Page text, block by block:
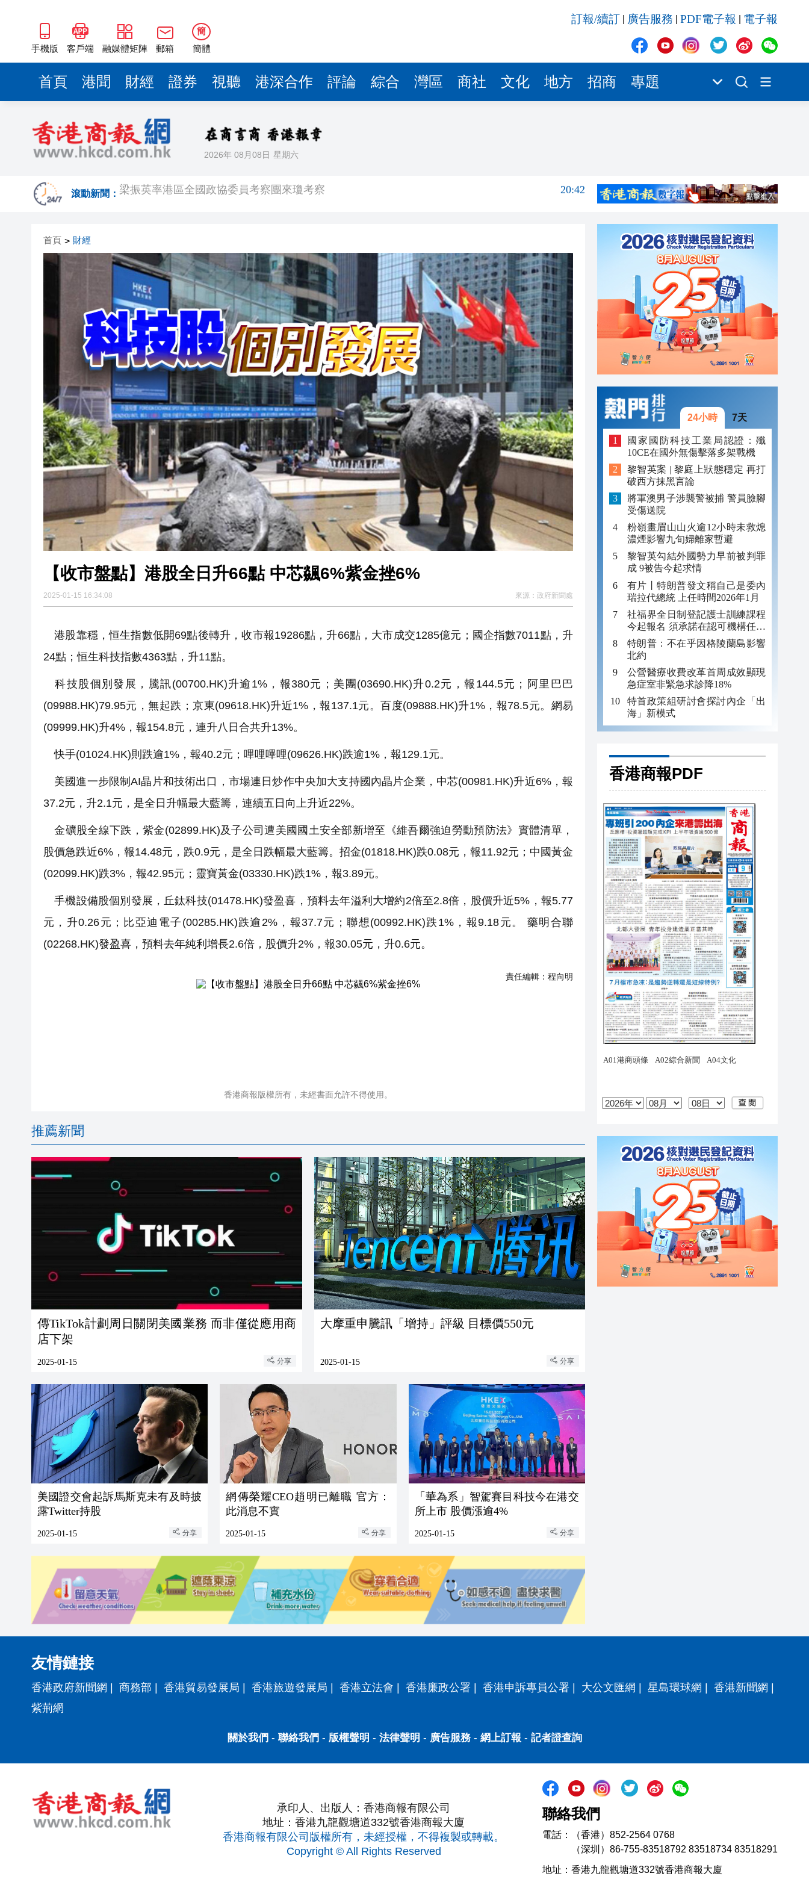
手機版 客戶端 融媒體矩陣 郵箱
簡
簡體
訂報/續訂 廣告服務 PDF電子報 電子報
首頁 港聞 財經 證券 視聽 港深合作 評論 綜合 灣區 商社 文化 地方 招商 專題
2026年 08月08日 星期六
滾動新聞：
山東26戶省屬國企去年合計營收2.58萬億 利潤總額近936億
20:40
瀋陽鐵西校園閱讀活動解鎖閱讀新玩法
閩粵贛三地漢樂藝術家齊聚深圳，共奏客家文化傳承新篇章
20:34
50餘位頂尖專家共話時代命題
海南澄邁文儒煥新升級 五組數據見證文儒沉香從傳統邁向現代
2025年海南儋州以舊換新帶動消費約18億元
20:41
閩粵贛三地漢樂藝術家齊聚深圳，共奏客家文化傳承新篇章
20:34
有片丨外交部回應特朗普委內瑞拉石油言論 拉美國家有權自主選擇合作夥伴
20:31
50餘位頂尖專家共話時代命題
20:55
海南澄邁文儒煥新升級 五組數據見證文儒沉香從傳統邁向現代
20:42
梁振英率港區全國政協委員考察團來瓊考察
20:42
2025年海南儋州以舊換新帶動消費約18億元
20:41
山東26戶省屬國企去年合計營收2.58萬億 利潤總額近936億
20:40
瀋陽鐵西校園閱讀活動解鎖閱讀新玩法
20:39
閩粵贛三地漢樂藝術家齊聚深圳，共奏客家文化傳承新篇章
20:34
有片丨外交部回應特朗普委內瑞拉石油言論 拉美國家有權自主選擇合作夥伴
首頁 > 財經
【收市盤點】港股全日升66點 中芯飊6%紫金挫6%
2025-01-15 16:34:08 來源： 政府新聞處
港股靠穩，恒生指數低開69點後轉升，收市報19286點，升66點，大市成交1285億元；國企指數7011點，升
24點；恒生科技指數4363點，升11點。
科技股個別發展，騰訊(00700.HK)升逾1%，報380元；美團(03690.HK)升0.2元，報144.5元；阿里巴巴
(09988.HK)79.95元，無起跌；京東(09618.HK)升近1%，報137.1元。百度(09888.HK)升1%，報78.5元。網易
(09999.HK)升4%，報154.8元，連升八日合共升13%。
快手(01024.HK)則跌逾1%，報40.2元；嗶哩嗶哩(09626.HK)跌逾1%，報129.1元。
美國進一步限制AI晶片和技術出口，市場連日炒作中央加大支持國內晶片企業，中芯(00981.HK)升近6%，報
37.2元，升2.1元，是全日升幅最大藍籌，連續五日向上升近22%。
金礦股全線下跌，紫金(02899.HK)及子公司遭美國國土安全部新增至《維吾爾強迫勞動預防法》實體清單，
股價急跌近6%，報14.48元，跌0.9元，是全日跌幅最大藍籌。招金(01818.HK)跌0.08元，報11.92元；中國黃金
(02099.HK)跌3%，報42.95元；靈寶黃金(03330.HK)跌1%，報3.89元。
手機設備股個別發展，丘鈦科技(01478.HK)發盈喜，預料去年溢利大增約2倍至2.8倍，股價升近5%，報5.77
元，升0.26元；比亞迪電子(00285.HK)跌逾2%，報37.7元；聯想(00992.HK)跌1%，報9.18元。 藥明合聯
(02268.HK)發盈喜，預料去年純利增長2.6倍，股價升2%，報30.05元，升0.6元。
責任編輯： 程向明
香港商報版權所有，未經書面允許不得使用。
推薦新聞
傳TikTok計劃周日關閉美國業務 而非僅從應用商
店下架
2025-01-15 分享
大摩重申騰訊「增持」評級 目標價550元
2025-01-15 分享
美國證交會起訴馬斯克未有及時披
露Twitter持股
2025-01-15 分享
網傳榮耀CEO趙明已離職 官方：
此消息不實
2025-01-15 分享
「華為系」智駕賽目科技今在港交
所上市 股價漲逾4%
2025-01-15 分享
24小時 7天
國家國防科技工業局認證：殲
10CE在國外無傷擊落多架戰機
黎智英案 | 黎庭上狀態穩定 再打
破西方抹黑言論
將軍澳男子涉襲警被捕 警員臉腳
受傷送院
粉嶺畫眉山山火逾12小時未救熄
濃煙影響九旬婦離家暫避
黎智英勾結外國勢力早前被判罪
成 9被告今起求情
有片丨特朗普發文稱自己是委內
瑞拉代總統 上任時間2026年1月
社福界全日制登記護士訓練課程
今起報名 須承諾在認可機構任職
至少三年
特朗普：不在乎因格陵蘭島影響
北約
公營醫療收費改革首周成效顯現
急症室非緊急求診降18%
特首政策組研討會探討內企「出
海」新模式
香港商報PDF
友情鏈接
香港政府新聞網 商務部 香港貿易發展局 香港旅遊發展局 香港立法會 香港廉政公署 香港申訴專員公署 大公文匯網 星島環球網 香港新聞網
紫荊網
關於我們 - 聯絡我們 - 版權聲明 - 法律聲明 - 廣告服務- 網上訂報 - 記者證查詢
承印人、出版人：香港商報有限公司
地址：香港九龍觀塘道332號香港商報大廈
香港商報有限公司版權所有，未經授權，不得複製或轉載。
Copyright © All Rights Reserved
聯絡我們
電話：（香港）852-2564 0768
（深圳）86-755-83518792 83518734 83518291
地址：香港九龍觀塘道332號香港商報大廈